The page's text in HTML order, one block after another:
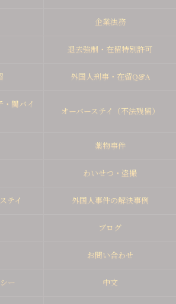
企業法務
退去強制・在留特別許可
外国人刑事・在留Q&A
・闇バイ
オーバーステイ（不法残留）
薬物事件
わいせつ・盗撮
テイ 外国人事件の解決事例
ブログ
お問い合わせ
ー 中文